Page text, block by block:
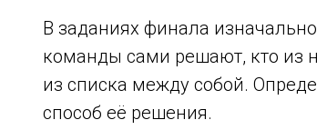
В заданиях финала
команды сами решают, кто из
из списка между собой.
способ её решения.